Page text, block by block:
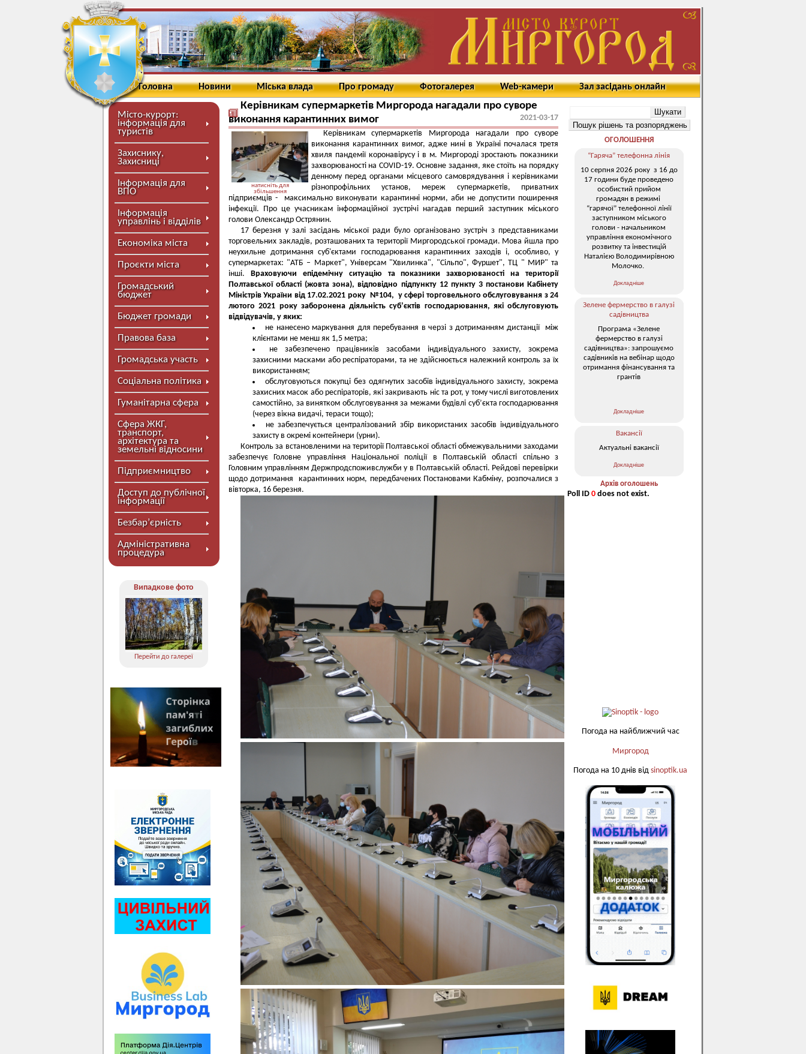
Головна Новини Міська влада Про громаду Фотогалерея Web-камери Зал засідань онлайн
Місто-курорт:
інформація для
туристів
Захиснику,
Захисниці
Інформація для
ВПО
Інформація
управлінь і відділів
Економіка міста
Проєкти міста
Громадський
бюджет
Бюджет громади
Правова база
Громадська участь
Соціальна політика
Гуманітарна сфера
Сфера ЖКГ,
транспорт,
архітектура та
земельні відносини
Підприємництво
Доступ до публічної
інформації
Безбар’єрність
Адміністративна
процедура
Випадкове фото
Перейти до галереї
Керівникам супермаркетів Миргорода нагадали про суворе
виконання карантинних вимог
2021-03-17
натисніть для
збільшення
Керівникам супермаркетів Миргорода нагадали про суворе
виконання карантинних вимог, адже нині в Україні почалася третя
хвиля пандемії коронавірусу і в м. Миргороді зростають показники
захворюваності на COVID-19. Основне задання, яке стоїть на порядку
денному перед органами місцевого самоврядування і керівниками
різнопрофільних установ, мереж супермаркетів, приватних
підприємців - максимально виконувати карантинні норми, аби не допустити поширення
інфекції. Про це учасникам інформаційної зустрічі нагадав перший заступник міського
голови Олександр Острянин.
17 березня у залі засідань міської ради було організовано зустріч з представниками
торговельних закладів, розташованих та території Миргородської громади. Мова йшла про
неухильне дотримання суб'єктами господарювання карантинних заходів і, особливо, у
супермаркетах: "АТБ – Маркет", Універсам "Хвилинка", "Сільпо", Фуршет", ТЦ " МИР" та
інші. Враховуючи епідемічну ситуацію та показники захворюваності на території
Полтавської області (жовта зона),відповідно підпункту 12 пункту 3 постанови Кабінету
Міністрів України від 17.02.2021 року №104, у сфері торговельного обслуговування з 24
лютого 2021 року заборонена діяльність суб’єктів господарювання, які обслуговують
відвідувачів, у яких:
не нанесено маркування для перебування в черзі з дотриманням дистанції між
клієнтами не менш як 1,5 метра;
не забезпечено працівників засобами індивідуального захисту, зокрема
захисними масками або респіраторами, та не здійснюється належний контроль за їх
використанням;
обслуговуються покупці без одягнутих засобів індивідуального захисту, зокрема
захисних масок або респіраторів, які закривають ніс та рот, у тому числі виготовлених
самостійно, за винятком обслуговування за межами будівлі суб’єкта господарювання
(через вікна видачі, тераси тощо);
не забезпечується централізований збір використаних засобів індивідуального
захисту в окремі контейнери (урни).
Контроль за встановленими на території Полтавської області обмежувальними заходами
забезпечує Головне управління Національної поліції в Полтавській області спільно з
Головним управлінням Держпродспоживслужби у в Полтавській області. Рейдові перевірки
щодо дотримання карантинних норм, передбачених Постановами Кабміну, розпочалися з
вівторка, 16 березня.
ОГОЛОШЕННЯ
“Гаряча” телефонна лінія
10 серпня 2026 року з 16 до
17 години буде проведено
особистий прийом
громадян в режимі
“гарячої” телефонної лінії
заступником міського
голови - начальником
управління економічного
розвитку та інвестицій
Наталією Володимирівною
Молочко.
Докладніше
Зелене фермерство в галузі
садівництва
Програма «Зелене
фермерство в галузі
садівництва»: запрошуємо
садівників на вебінар щодо
отримання фінансування та
грантів
Докладніше
Вакансії
Актуальні вакансії
Докладніше
Архів оголошень
Poll ID 0 does not exist.
Погода на найближчий час
Миргород
Погода на 10 днів від sinoptik.ua